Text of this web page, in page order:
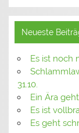
Neueste
Es ist noch
31.10.
Ein Ära
Es ist
Es geht